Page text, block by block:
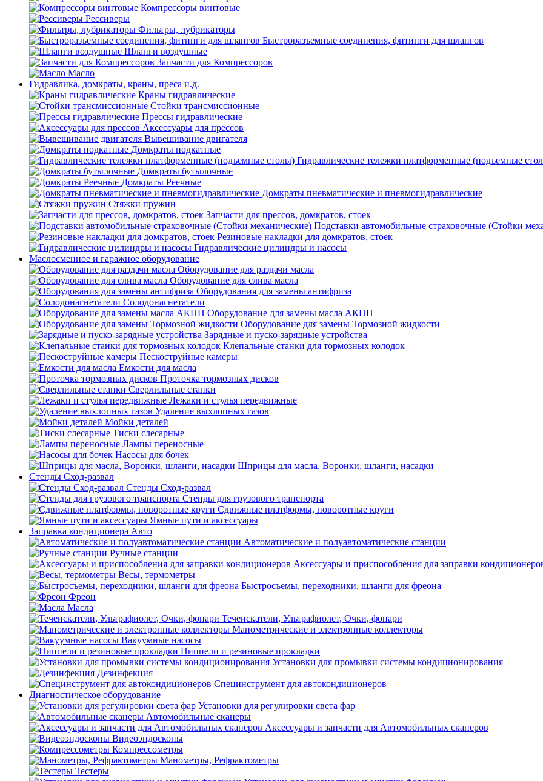
Компрессоры винтовые
Рессиверы
Фильтры, лубрикаторы
Быстроразъемные соединения, фитинги для шлангов
Шланги воздушные
Запчасти для Компрессоров
Масло
Гидравлика, домкраты, краны, преса и.д.
Краны гидравлические
Стойки трансмиссионные
Прессы гидравлические
Аксессуары для прессов
Вывешивание двигателя
Домкраты подкатные
Гидравлические тележки платформенные (подъемные
Домкраты бутылочные
Домкраты Реечные
Домкраты пневматические и пневмогидравлические
Стяжки пружин
Запчасти для прессов, домкратов, стоек
Подставки автомобильные страховочные (Стойки
Резиновые накладки для домкратов, стоек
Гидравлические цилиндры и насосы
Маслосменное и гаражное оборудование
Оборудование для раздачи масла
Оборудование для слива масла
Оборудования для замены антифриза
Солодонагнетатели
Оборудование для замены масла АКПП
Оборудование для замены Тормозной жидкости
Зарядные и пуско-зарядные устройства
Клепальные станки для тормозных колодок
Пескоструйные камеры
Емкости для масла
Проточка тормозных дисков
Сверлильные станки
Лежаки и стулья передвижные
Удаление выхлопных газов
Мойки деталей
Тиски слесарные
Лампы переносные
Насосы для бочек
Шприцы для масла, Воронки, шланги, насадки
Стенды Сход-развал
Стенды Сход-развал
Стенды для грузового транспорта
Сдвижные платформы, поворотные круги
Ямные пути и аксессуары
Заправка кондиционера Авто
Автоматические и полуавтоматические станции
Ручные станции
Аксессуары и приспособления для заправки
Весы, термометры
Быстросъемы, переходники, шланги для фреона
Фреон
Масла
Течеискатели, Ультрафиолет, Очки, фонари
Манометрические и электронные коллекторы
Вакуумные насосы
Ниппели и резиновые прокладки
Установки для промывки системы кондиционирования
Дезинфекция
Специнструмент для автокондиционеров
Диагностическое оборудование
Установки для регулировки света фар
Автомобильные сканеры
Аксессуары и запчасти для Автомобильных сканеров
Видеоэндоскопы
Компрессометры
Манометры, Рефрактометры
Тестеры